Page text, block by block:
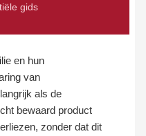
gids
en hun
van
als de
bewaard product
zonder dat dit